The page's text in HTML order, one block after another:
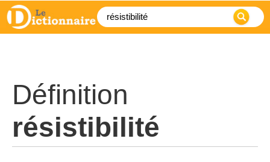
Définition
résistibilité